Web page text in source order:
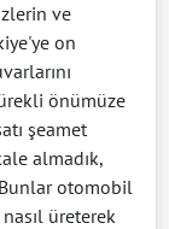
ve
on
önümüze
şeamet
almadık,
otomobil
üreterek